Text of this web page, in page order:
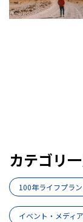
カテゴリ
100年ライフプラン
イベント・メディ